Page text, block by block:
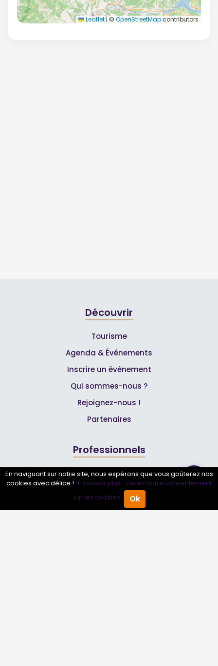
Annuaire Pro Agenda
Leaflet | © OpenStreetMapcontributors
Découvrir
Tourisme
Agenda & Événements
Inscrire un événement
Qui sommes-nous ?
Rejoignez-nous !
Partenaires
Professionnels
Annuaire pro
Inscrire mon entreprise
Les Abonnements Pros
En naviguant sur notre site, nous espérons que vous goûterez nos
cookies avec délice ! En savoir plus. Gérez votre consentement
sur les cookies.
Ok